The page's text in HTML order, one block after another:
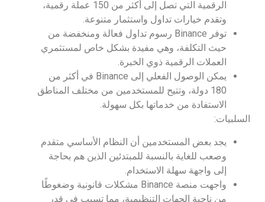
الرقمية التي تصل إلى أكثر من 150 عملة رقمية،
وتقدم خيارات تداول واستثمار متنوعة.
توفر Binance رسوم تداول فعالة ومنخفضة من
حيث التكلفة، وهي مفيدة بشكل خاص لمستثمري
العملات الرقمية ذوي الخبرة.
يمكن الوصول الفعلي إلى Binance في أكثر من
180 دولة، وتتيح للمستخدمين من مختلف المناطق
الاستفادة من خدماتها بكل سهولة.
السلبيات:
يجد بعض المستخدمين أن النظام الأساسي متقدم
وصعب للغاية بالنسبة للمبتدئين الذين هم بحاجة
إلى واجهة سهلة الاستخدام.
واجهت منصة Binance مشكلات قانونية وضغوطًا
من ناحية الجهات التنظيمية، مما تسبب في قدر